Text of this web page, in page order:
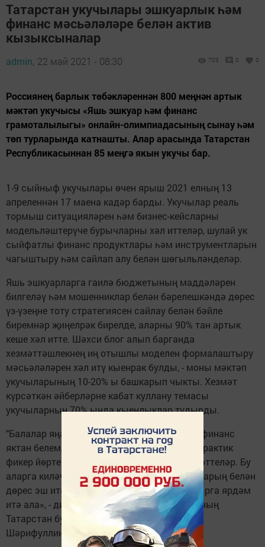
Татарстан укучылары эшкуарлык һәм
финанс мәсьәләләре белән актив
кызыксыналар
admin, 22 май 2021 - 08:30 703 0 0
Россиянең барлык төбәкләреннән 800 меңнән артык
мәктәп укучысы «Яшь эшкуар һәм финанс
грамоталылыгы» онлайн-олимпиадасының сынау һәм
төп турларында катнашты. Алар арасында Татарстан
Республикасыннан 85 меңгә якын укучы бар.
1-9 сыйныф укучылары өчен ярыш 2021 елның 13
апреленнән 17 маена кадәр барды. Укучылар реаль
тормыш ситуацияләрен һәм бизнес-кейсларны
модельләштерүче бурычларны хәл иттеләр, шулай ук
сыйфатлы финанс продуктлары һәм инструментларын
чагыштыру һәм сайлап алу белән шөгыльләнделәр.
Яшь эшкуарларга гаилә бюджетының маддәләрен
билгеләү һәм мошенниклар белән бәрелешкәндә дөрес
үз-үзеңне тоту стратегиясен сайлау белән бәйле
биремнәр җиңелрәк бирелде, аларны 90% тан артык
кеше хәл итте. Шәхси блог алып барганда
хезмәттәшлекнең иң отышлы моделен формалаштыру
мәсьәләләрен хәл итү кыенрак булды, - моны мәктәп
укучыларының 10-20% ы башкарып чыкты. Хезмәт
күрсәткән әйберләрне кабат куллану темасы
укучыларның 70% ында кыенлыклар тудырды.
"Балалар яңа белемнәргә ачык булуларын, финанс
яктан белемле булуларын, рациональ һәм практик
фикер йөртергә өйрәнергә теләүләрен күрсәттеләр. Бу
аларга киләчәктә тәвәккәллек һәм үз акчаларың белән
дөрес эш итә белүче уңышлы кешеләр булырга ярдәм
итә ала», - дип билгеләп үтте Россия Банкының
Татарстан буенча бүлеге идарәчесе Марат
Шәрифуллин.